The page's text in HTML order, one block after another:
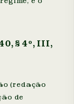
§ 4º, III,
(redação
de